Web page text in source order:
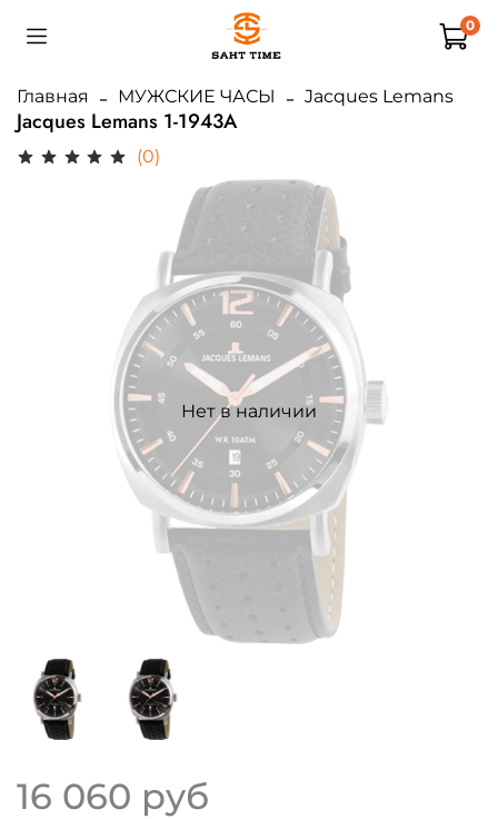
0
Главная МУЖСКИЕ ЧАСЫ Jacques Lemans
Jacques Lemans 1-1943A
(0)
Нет в наличии
16 060 руб